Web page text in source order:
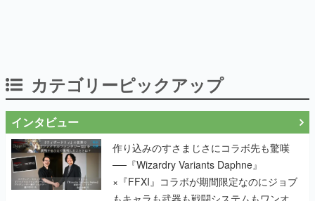
作り込みのすさまじさにコラボ先も驚嘆
──『Wizardry Variants Daphne』
もキャラも武器も戦闘システムもワンオフ
で作り込まれた理由を両ディレクターに聞
く
『TATSUJIN』の弓削雅稔×『ライデンファ
イターズ』の齋藤貴幸──かつて縦シュー全